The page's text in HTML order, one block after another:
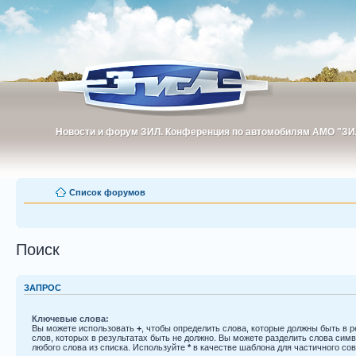
Новости и форум ЗИЛ. Конференция по автомобилям АМО
Новости и форум ЗИЛ. Конференция по автомобилям АМО
Список форумов
Поиск
ЗАПРОС
Ключевые слова:
Вы можете использовать+ , чтобы определить слова, которые должны быть в
слов, которых в результатах быть не должно. Вы можете разделить слова
любого слова из списка. Используйте* в качестве шаблона для частичного